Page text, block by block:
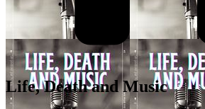
Life, Death and Music